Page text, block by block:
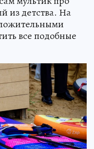
из детства. На
все подобные